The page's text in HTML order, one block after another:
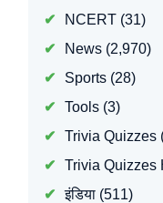
NCERT(31)
News(2,970)
Sports(28)
Tools(3)
Trivia Quizzes
Trivia Quizzes
इंडिया(511)